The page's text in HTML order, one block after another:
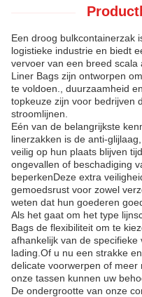
Een droog bulkcontainerzak
logistieke industrie en biedt
vervoer van een breed
Liner Bags zijn ontworpen
te voldoen., duurzaamheid
topkeuze zijn voor bedrijven
stroomlijnen.
Eén van de belangrijkste
linerzakken is de anti-
veilig op hun plaats blijven
ongevallen of beschadiging
beperkenDeze extra
gemoedsrust voor zowel
weten dat hun goederen
Als het gaat om het type
Bags de flexibiliteit om te
afhankelijk van de
lading.Of u nu een strakke
delicate voorwerpen of meer
onze tassen kunnen uw
De ondergrootte van onze